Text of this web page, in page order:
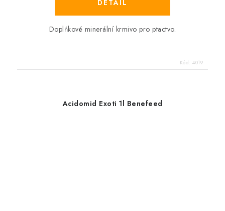
Doplńkové minerální krmivo pro ptactvo.
Kód: 4019
Acidomid Exoti 1l Benefeed